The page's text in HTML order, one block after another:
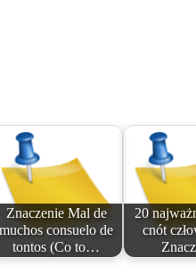
Znaczenie Mal de
muchos consuelo de
tontos (Co to…
20
cnót